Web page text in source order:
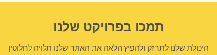
תמכו בפרויקט שלנו
היכולת שלנו לתחזק ולהפיץ הלאה את האתר שלנו תלויה לחלוטין